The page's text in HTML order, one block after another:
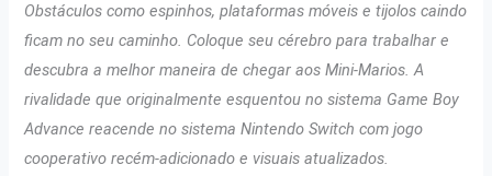
Obstáculos como espinhos, plataformas móveis e tijolos caindo
ficam no seu caminho. Coloque seu cérebro para trabalhar e
descubra a melhor maneira de chegar aos Mini-Marios. A
rivalidade que originalmente esquentou no sistema Game Boy
Advance reacende no sistema Nintendo Switch com jogo
cooperativo recém-adicionado e visuais atualizados.